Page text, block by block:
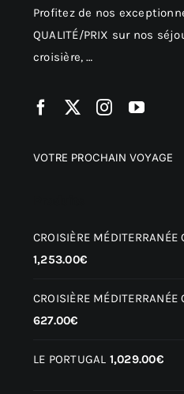
Profitez de nos
QUALITÉ/PRIX sur nos
croisière, …
VOTRE PROCHAIN VOYAGE
CROISIÈRE MÉDITERRANÉE
1,253.00€
CROISIÈRE MÉDITERRANÉE
627.00€
LE PORTUGAL 1,029.00€